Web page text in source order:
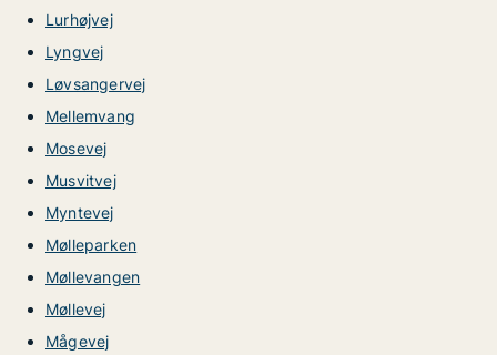
Lurhøjvej
Lyngvej
Løvsangervej
Mellemvang
Mosevej
Musvitvej
Myntevej
Mølleparken
Møllevangen
Møllevej
Mågevej